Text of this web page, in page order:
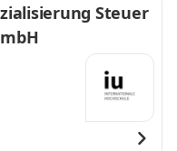
Steuer